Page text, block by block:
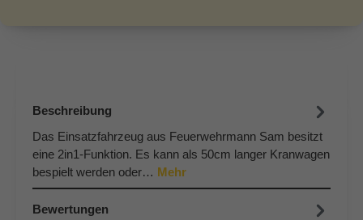
Beschreibung
Das Einsatzfahrzeug aus Feuerwehrmann Sam besitzt
eine 2in1-Funktion. Es kann als 50cm langer Kranwagen
bespielt werden oder… Mehr
Bewertungen